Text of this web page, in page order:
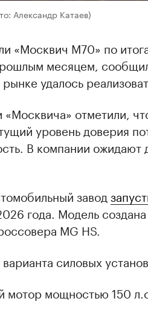
Александр Катаев)
«Москвич М70» по
месяцем,
удалось
отметили,
уровень доверия
В компании ожидают
завод
года. Модель
MG HS.
силовых
мотор мощностью 150